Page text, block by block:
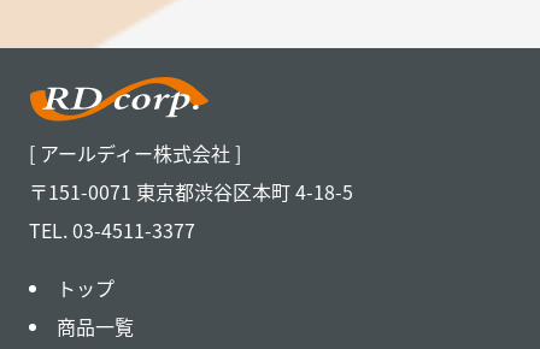
[ アールディー株式会社 ]
〒151-0071 東京都渋谷区本町 4-18-5
TEL. 03-4511-3377
トップ
商品一覧